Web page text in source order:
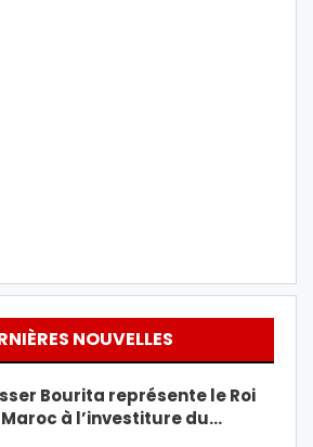
NOUVELLES
Bourita représente le Roi
à l’investiture du…